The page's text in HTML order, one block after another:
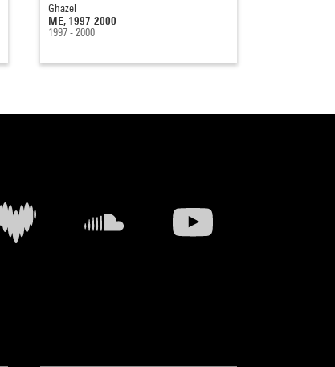
Ghazel
ME, 1997-2000
1997 - 2000